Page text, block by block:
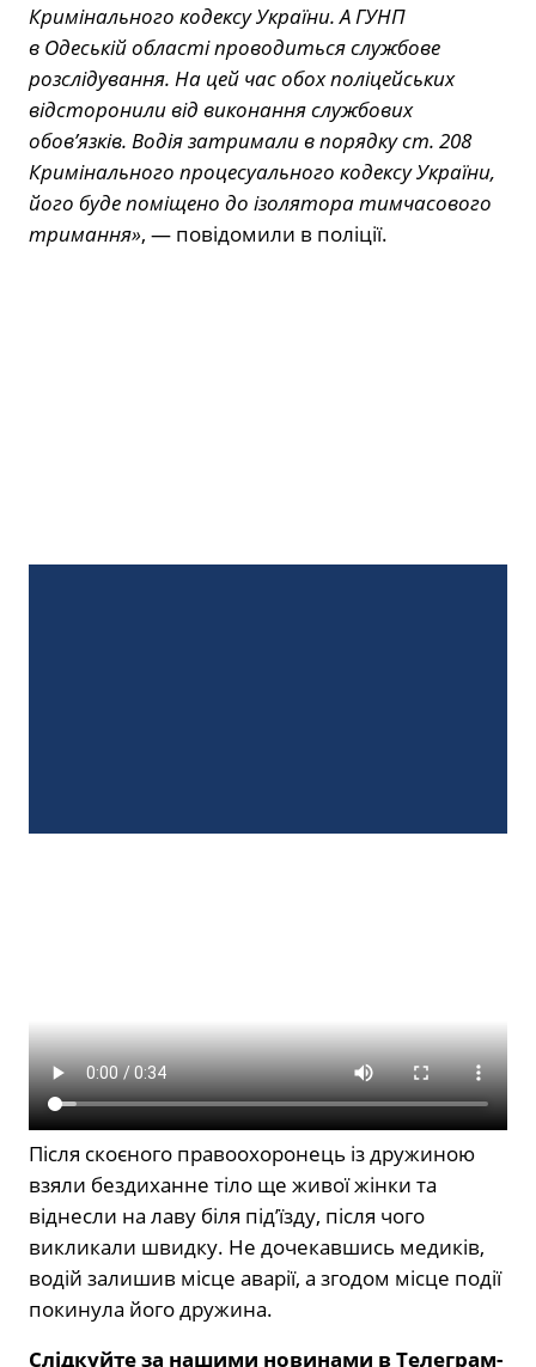
Кримінального кодексу України. А ГУНП
в Одеській області проводиться службове
розслідування. На цей час обох поліцейських
відсторонили від виконання службових
обов’язків. Водія затримали в порядку ст. 208
Кримінального процесуального кодексу України,
його буде поміщено до ізолятора тимчасового
тримання», — повідомили в поліції.
Після скоєного правоохоронець із дружиною
взяли бездиханне тіло ще живої жінки та
віднесли на лаву біля під’їзду, після чого
викликали швидку. Не дочекавшись медиків,
водій залишив місце аварії, а згодом місце події
покинула його дружина.
Слідкуйте за нашими новинами в Телеграм-